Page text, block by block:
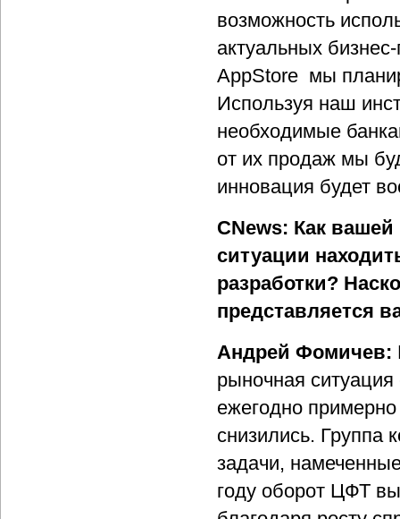
возможность
актуальных
AppStore мы
Используя наш
необходимые
от их продаж мы
инновация будет
CNews: Как
ситуации
разработки?
представляется
Андрей Фомичев:
рыночная
ежегодно
снизились. Группа
задачи,
году оборот ЦФТ